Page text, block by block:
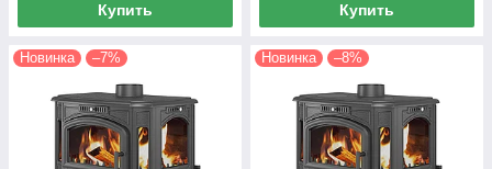
Купить Купить
Новинка –7% Новинка –8%